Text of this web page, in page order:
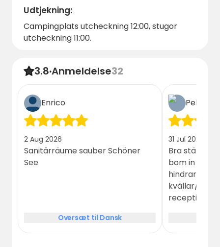
Udtjekning:
Campingplats utcheckning 12:00, stugor
utcheckning 11:00.
3.8·Anmeldelse32
Enrico
2 Aug 2026
Sanitärräume sauber Schöner
See
Oversæt til Dansk
Pelle
31 Jul 2026
Bra ställe.
bom in till
hindrar
kvällar/
receptionen med
behövts